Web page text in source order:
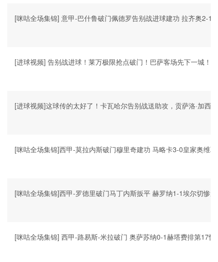
[咪咕全场集锦] 意甲-巴什鲁破门佩德罗告别战进球建功 拉齐奥2-1
[进球视频] 告别战进球！莱万极限抢点破门！巴萨客场先下一城！
[进球视频]这球传的太好了！卡瓦哈尔告别战送助攻，贡萨洛·加西
[咪咕全场集锦]西甲-莫拉内斯破门穆里奇建功 马略卡3-0皇家奥维
[咪咕全场集锦]西甲-罗德里破门马丁内斯扳平 赫罗纳1-1埃尔切惨
[咪咕全场集锦] 西甲-路易斯-米拉破门 奥萨苏纳0-1赫塔费排第17惊